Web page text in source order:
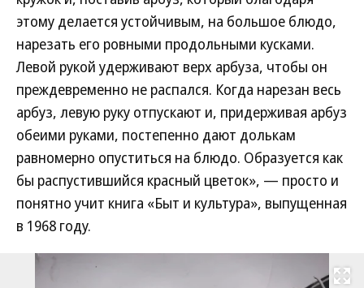
этому делается устойчивым, на большое блюдо,
нарезать его ровными продольными кусками.
Левой рукой удерживают верх арбуза, чтобы он
преждевременно не распался. Когда нарезан весь
арбуз, левую руку отпускают и, придерживая арбуз
обеими руками, постепенно дают долькам
равномерно опуститься на блюдо. Образуется как
бы распустившийся красный цветок», — просто и
понятно учит книга «Быт и культура», выпущенная
в 1968 году.
Развернуть